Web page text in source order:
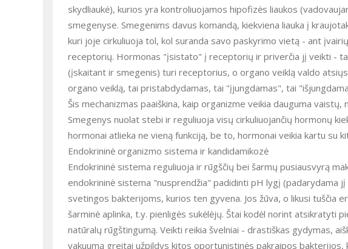
skydliaukė), kurios yra kontroliuojamos hipofizės liaukos
smegenyse. Smegenims davus komandą, kiekviena liauka į
kuri joje cirkuliuoja tol, kol suranda savo paskyrimo vietą - ant
receptorių. Hormonas "įsistato" į receptorių ir priverčia jį veikti -
(įskaitant ir smegenis) turi receptorius, o organo veiklą valdo
organo veiklą, tai pristabdydamas, tai "įjungdamas", tai
Šis mechanizmas paaiškina, kaip organizme veikia dauguma
Smegenys nuolat stebi ir reguliuoja visų cirkuliuojančių hormonų
hormonai atlieka ne vieną funkciją, be to, hormonai veikia kartu su
Endokrininė organizmo sistema ir kandidamikozė
Endokrininė sistema reguliuoja ir rūgščių bei šarmų pusiausvyrą
endokrininė sistema "nusprendžia" padidinti pH lygį (padarydama
svetingos bakterijoms, kurios ten gyvena. Jos žūva, o likusi tuščia
šarminė aplinka, t.y. pienligės sukėlėjų. Štai kodėl norint atsikratyti
natūralų rūgštingumą. Veikti reikia švelniai - drastiškas gydymas,
vakuumą greitai užpildys kitos oportunistinės pakraipos